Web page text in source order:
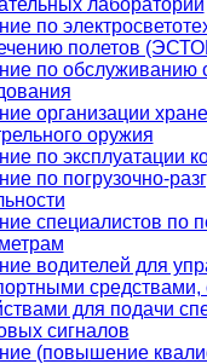
по
полетов
по обслуживанию
организации
оружия
по эксплуатации
по погрузочно-
специалистов по
водителей для
для подачи
сигналов
(повышение